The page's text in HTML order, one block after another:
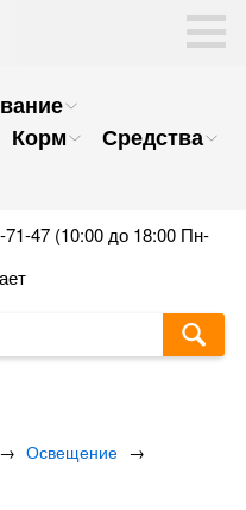
Корм
Средства
71-47 (10:00 до 18:00 Пн-
→ Освещение →